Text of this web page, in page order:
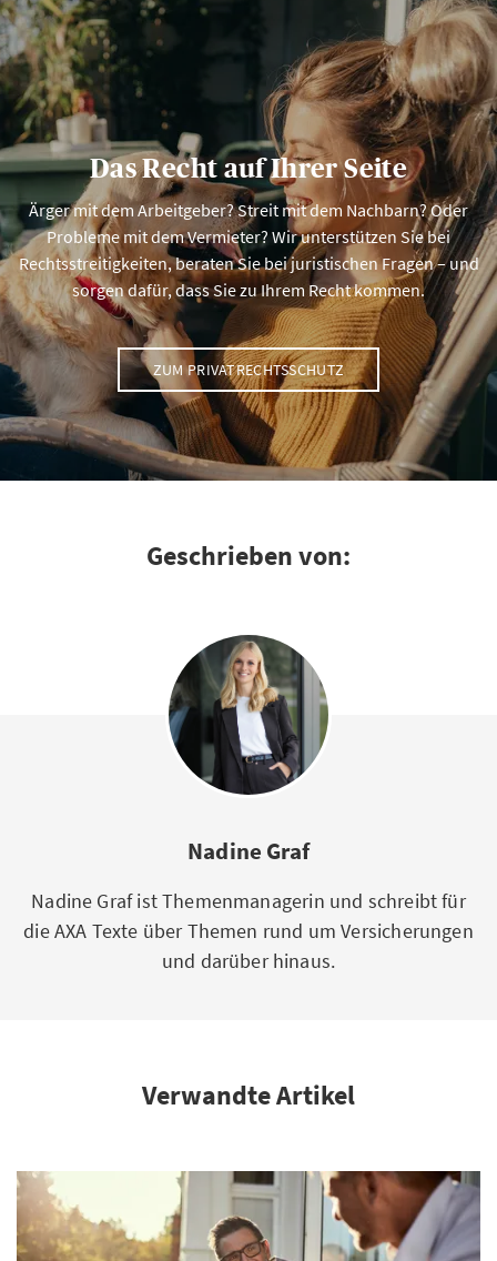
Das Recht auf Ihrer Seite
Ärger mit dem Arbeitgeber? Streit mit dem Nachbarn? Oder
Probleme mit dem Vermieter? Wir unterstützen Sie bei
Rechtsstreitigkeiten, beraten Sie bei juristischen Fragen – und
sorgen dafür, dass Sie zu Ihrem Recht kommen.
ZUM PRIVATRECHTSSCHUTZ
Geschrieben von:
Nadine Graf
Nadine Graf ist Themenmanagerin und schreibt für
die AXA Texte über Themen rund um Versicherungen
und darüber hinaus.
Verwandte Artikel